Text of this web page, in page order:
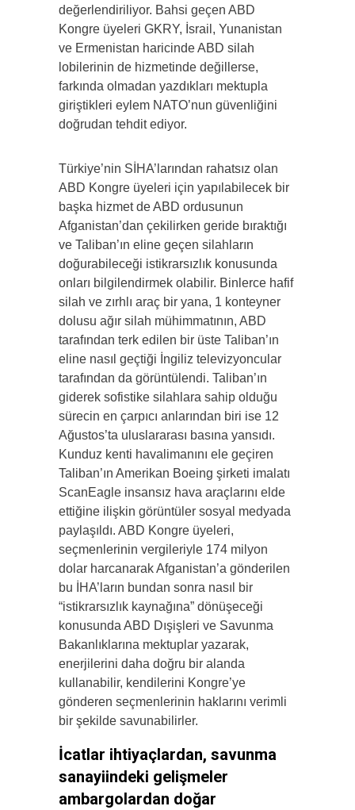
değerlendiriliyor. Bahsi geçen ABD
Kongre üyeleri GKRY, İsrail, Yunanistan
ve Ermenistan haricinde ABD silah
lobilerinin de hizmetinde değillerse,
farkında olmadan yazdıkları mektupla
giriştikleri eylem NATO’nun güvenliğini
doğrudan tehdit ediyor.
Türkiye’nin SİHA’larından rahatsız olan
ABD Kongre üyeleri için yapılabilecek bir
başka hizmet de ABD ordusunun
Afganistan’dan çekilirken geride bıraktığı
ve Taliban’ın eline geçen silahların
doğurabileceği istikrarsızlık konusunda
onları bilgilendirmek olabilir. Binlerce hafif
silah ve zırhlı araç bir yana, 1 konteyner
dolusu ağır silah mühimmatının, ABD
tarafından terk edilen bir üste Taliban’ın
eline nasıl geçtiği İngiliz televizyoncular
tarafından da görüntülendi. Taliban’ın
giderek sofistike silahlara sahip olduğu
sürecin en çarpıcı anlarından biri ise 12
Ağustos’ta uluslararası basına yansıdı.
Kunduz kenti havalimanını ele geçiren
Taliban’ın Amerikan Boeing şirketi imalatı
ScanEagle insansız hava araçlarını elde
ettiğine ilişkin görüntüler sosyal medyada
paylaşıldı. ABD Kongre üyeleri,
seçmenlerinin vergileriyle 174 milyon
dolar harcanarak Afganistan’a gönderilen
bu İHA’ların bundan sonra nasıl bir
“istikrarsızlık kaynağına” dönüşeceği
konusunda ABD Dışişleri ve Savunma
Bakanlıklarına mektuplar yazarak,
enerjilerini daha doğru bir alanda
kullanabilir, kendilerini Kongre’ye
gönderen seçmenlerinin haklarını verimli
bir şekilde savunabilirler.
İcatlar ihtiyaçlardan, savunma
sanayiindeki gelişmeler
ambargolardan doğar